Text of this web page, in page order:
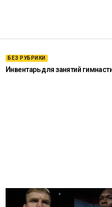
БЕЗ РУБРИКИ
Инвентарь для занятий